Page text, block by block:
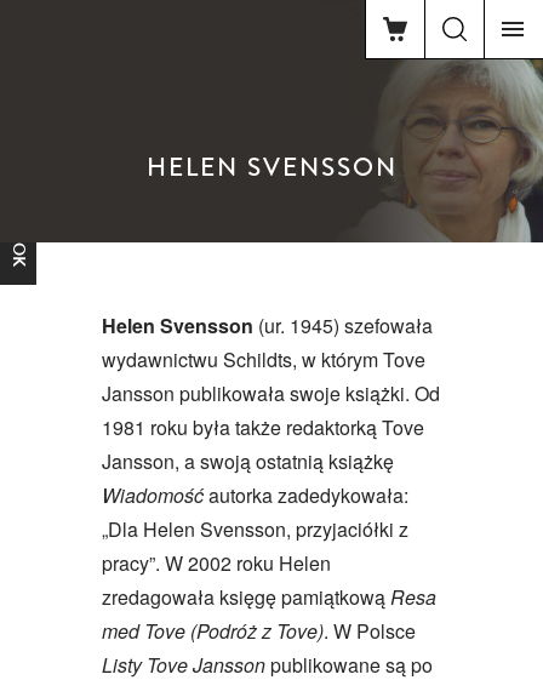
HELEN SVENSSON
FACEBOOK
Helen Svensson (ur. 1945) szefowała
wydawnictwu Schildts, w którym Tove
Jansson publikowała swoje książki. Od
1981 roku była także redaktorką Tove
Jansson, a swoją ostatnią książkę
Wiadomośćautorka zadedykowała:
„Dla Helen Svensson, przyjaciółki z
pracy”. W 2002 roku Helen
zredagowała księgę pamiątkowąResa
med Tove (Podróż z Tove). W Polsce
Listy Tove Janssonpublikowane są po